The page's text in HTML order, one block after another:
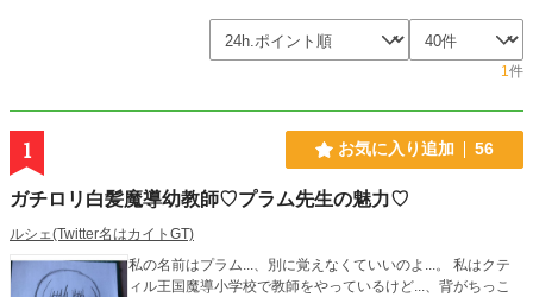
1件
1 お気に入り追加 56
ガチロリ白髪魔導幼教師♡プラム先生の魅力♡
ルシェ(Twitter名はカイトGT)
私の名前はプラム...、別に覚えなくていいのよ...。 私はクテ
ィル王国魔導小学校で教師をやっているけど...、背がちっこ